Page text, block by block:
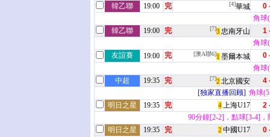
韓乙聯
19:00 完 [4]華城
0
角球
韓乙聯
19:00 完 [7]3 忠南牙山
1
角球
友誼賽
19:00 完 [澳A聯6]1 墨爾本城
0
角球
中超
19:35 完 [7]2 北京國安
4
[独家直播回顾] 角球
明日之星
19:35 完 4上海U17
2
90分鐘[2-2]，點球[3-4]
明日之星
19:35 完 2 中國U17
0